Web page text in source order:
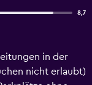
8,7
in der
nicht erlaubt)